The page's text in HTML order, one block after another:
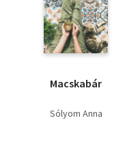
Macskabár
Sólyom Anna